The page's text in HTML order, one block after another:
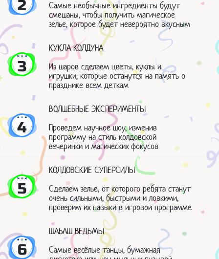
2
Самые необычные ингредиенты будут
смешаны, чтобы получить магическое
зелье, которое будет невероятно вкусным
3
КУКЛА КОЛДУНА
Из шаров сделаем цветы, куклы и
игрушки, которые останутся на память о
празднике всем деткам
4
ВОЛШЕБНЫЕ ЭКСПЕРИМЕНТЫ
Проведем научное шоу, изменив
программу на стиль колдовской
вечеринки и магических фокусов
5
КОЛДОВСКИЕ СУПЕРСИЛЫ
Сделаем зелье, от которого ребята станут
очень сильными, быстрыми и ловкими,
проверим их навыки в игровой программе
6
ШАБАШ ВЕДЬМЫ
Самые весёлые танцы, бумажная